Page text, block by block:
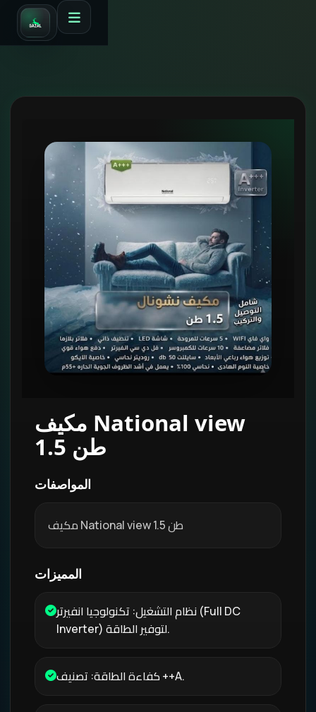
مكيف National view
1.5 طن
المواصفات
مكيف National view 1.5 طن
المميزات
نظام التشغيل: تكنولوجيا انفيرتر (Full DC
Inverter) لتوفير الطاقة.
كفاءة الطاقة: تصنيف ++A.